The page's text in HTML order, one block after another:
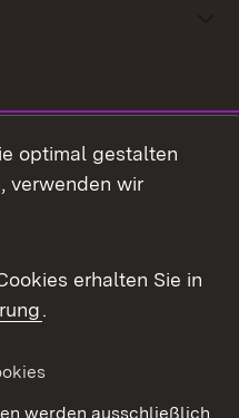
optimal gestalten
verwenden wir
erhalten Sie in
.
werden ausschließlich